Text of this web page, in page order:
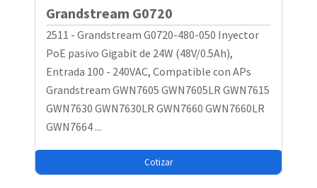
Grandstream G0720
2511 - Grandstream G0720-480-050 Inyector
PoE pasivo Gigabit de 24W (48V/0.5Ah),
Entrada 100 - 240VAC, Compatible con APs
Grandstream GWN7605 GWN7605LR GWN7615
GWN7630 GWN7630LR GWN7660 GWN7660LR
GWN7664 ...
Cotizar